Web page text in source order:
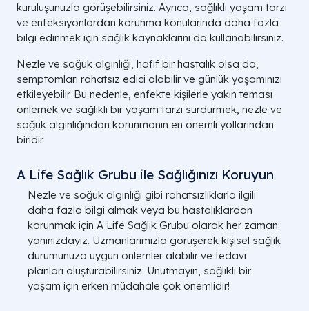
kuruluşunuzla görüşebilirsiniz. Ayrıca, sağlıklı yaşam tarzı
ve enfeksiyonlardan korunma konularında daha fazla
bilgi edinmek için sağlık kaynaklarını da kullanabilirsiniz.
Nezle ve soğuk algınlığı, hafif bir hastalık olsa da,
semptomları rahatsız edici olabilir ve günlük yaşamınızı
etkileyebilir. Bu nedenle, enfekte kişilerle yakın teması
önlemek ve sağlıklı bir yaşam tarzı sürdürmek, nezle ve
soğuk algınlığından korunmanın en önemli yollarından
biridir.
A Life Sağlık Grubu ile Sağlığınızı Koruyun
Nezle ve soğuk algınlığı gibi rahatsızlıklarla ilgili
daha fazla bilgi almak veya bu hastalıklardan
korunmak için A Life Sağlık Grubu olarak her zaman
yanınızdayız. Uzmanlarımızla görüşerek kişisel sağlık
durumunuza uygun önlemler alabilir ve tedavi
planları oluşturabilirsiniz. Unutmayın, sağlıklı bir
yaşam için erken müdahale çok önemlidir!